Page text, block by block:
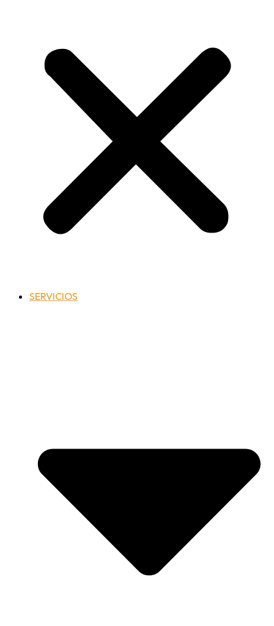
SERVICIOS